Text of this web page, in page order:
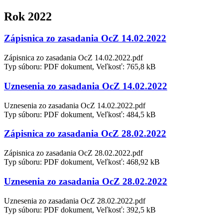
Rok 2022
Zápisnica zo zasadania OcZ 14.02.2022
Zápisnica zo zasadania OcZ 14.02.2022.pdf
Typ súboru: PDF dokument, Veľkosť: 765,8 kB
Uznesenia zo zasadania OcZ 14.02.2022
Uznesenia zo zasadania OcZ 14.02.2022.pdf
Typ súboru: PDF dokument, Veľkosť: 484,5 kB
Zápisnica zo zasadania OcZ 28.02.2022
Zápisnica zo zasadania OcZ 28.02.2022.pdf
Typ súboru: PDF dokument, Veľkosť: 468,92 kB
Uznesenia zo zasadania OcZ 28.02.2022
Uznesenia zo zasadania OcZ 28.02.2022.pdf
Typ súboru: PDF dokument, Veľkosť: 392,5 kB